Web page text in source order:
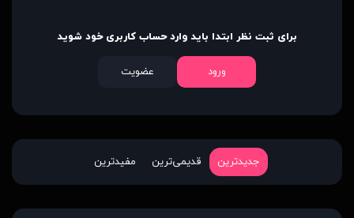
برای ثبت نظر ابتدا باید وارد حساب کاربری خود شوید
ورود عضویت
جدیدترین قدیمی‌ترین مفیدترین